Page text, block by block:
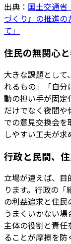
出典： 国土交通省
づくり』の推進
て」
住民の無関心
大きな課題として
れるもの」「自
動の担い手が固定
だけでなく夜間
での意見交換会
しやすい工夫が求
行政と民間、
立場が違えば、目
ります。行政の
の利益追求と住
うまくいかない
主体の役割と責任
ることが摩擦を防